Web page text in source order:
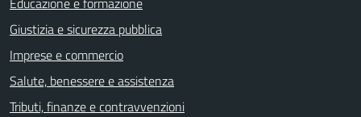
Giustizia e sicurezza pubblica
Imprese e commercio
Salute, benessere e assistenza
Tributi, finanze e contravvenzioni